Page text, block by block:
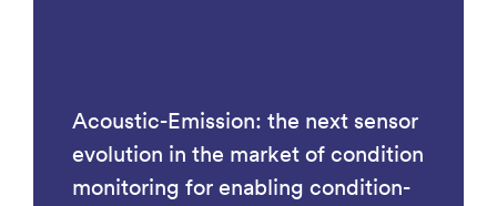
Acoustic-Emission: the next sensor
evolution in the market of condition
monitoring for enabling condition-